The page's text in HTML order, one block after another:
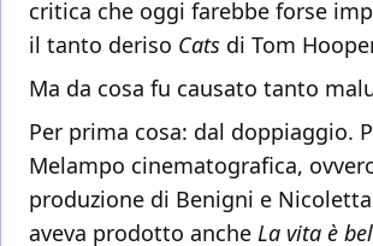
critica che oggi farebbe forse
il tanto deriso Cats di Tom
Ma da cosa fu causato tanto
Per prima cosa: dal doppiaggio.
Melampo cinematografica,
produzione di Benigni e
aveva prodotto anche La vita è